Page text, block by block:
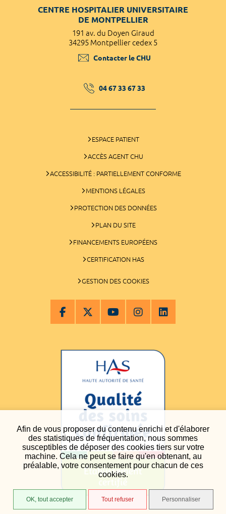
Afin de vous proposer du contenu enrichi et d'élaborer
des statistiques de fréquentation, nous sommes
susceptibles de déposer des cookies tiers sur votre
machine. Cela ne peut se faire qu'en obtenant, au
préalable, votre consentement pour chacun de ces
cookies.
OK, tout accepter Tout refuser Personnaliser
CENTRE HOSPITALIER UNIVERSITAIRE
DE MONTPELLIER
191 av. du Doyen Giraud
34295 Montpellier cedex 5
Contacter le CHU
04 67 33 67 33
ESPACE PATIENT
ACCÈS AGENT CHU
ACCESSIBILITÉ : PARTIELLEMENT CONFORME
MENTIONS LÉGALES
PROTECTION DES DONNÉES
PLAN DU SITE
FINANCEMENTS EUROPÉENS
CERTIFICATION HAS
GESTION DES COOKIES